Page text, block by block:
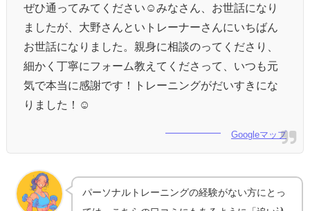
ぜひ通ってみてください ☺️みなさん、お世話になり
ましたが、大野さんといトレーナーさんにいちばん
お世話になりました。親身に相談のってくださり、
細かく丁寧にフォーム教えてくださって、いつも元
気で本当に感謝です！トレーニングがだいすきにな
りました！
☺️
Googleマップ
パーソナルトレーニングの経験がない方にとっ